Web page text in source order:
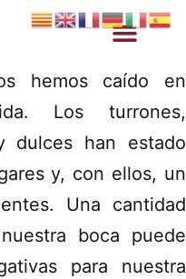
hemos caído en
Los turrones,
dulces han estado
y, con ellos, un
Una cantidad
boca puede
para nuestra